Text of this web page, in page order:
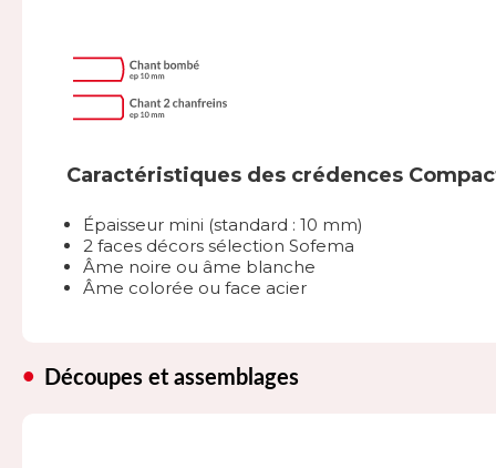
Caractéristiques des crédences
Épaisseur mini (standard : 10 mm)
2 faces décors sélection Sofema
Âme noire ou âme blanche
Âme colorée ou face acier
Découpes et assemblages